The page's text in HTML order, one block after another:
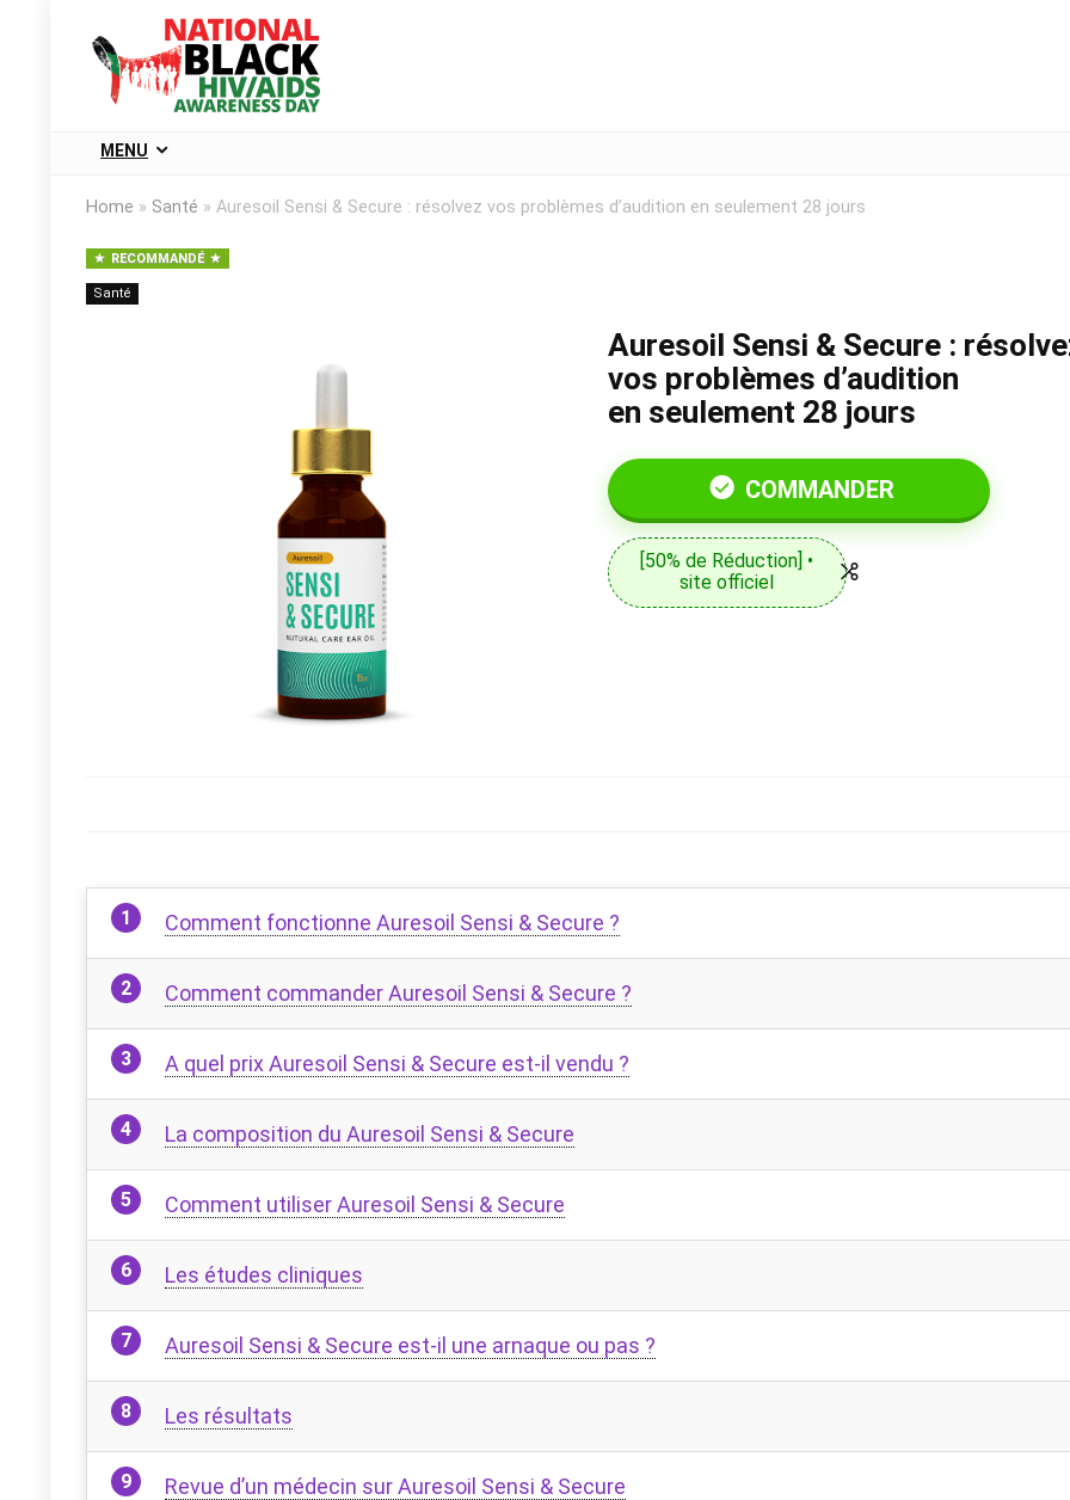
MENU
Home » Santé » Auresoil Sensi & Secure : résolvez vos problèmes d’audition en seulement 28 jours
RECOMMANDÉ
Santé
Auresoil Sensi & Secure :
vos problèmes d’audition
en seulement 28 jours
COMMANDER
[50% de Réduction] •
site officiel
Comment fonctionne Auresoil Sensi & Secure ?
Comment commander Auresoil Sensi & Secure ?
A quel prix Auresoil Sensi & Secure est-il vendu ?
La composition du Auresoil Sensi & Secure
Comment utiliser Auresoil Sensi & Secure
Les études cliniques
Auresoil Sensi & Secure est-il une arnaque ou pas ?
Les résultats
Revue d’un médecin sur Auresoil Sensi & Secure